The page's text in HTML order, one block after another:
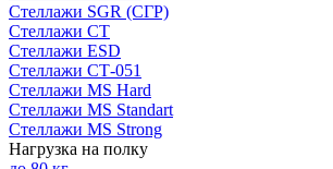
Стеллажи SGR (СГР)
Стеллажи СТ
Стеллажи ESD
Стеллажи СТ-051
Стеллажи MS Hard
Стеллажи MS Standart
Стеллажи MS Strong
Нагрузка на полку